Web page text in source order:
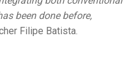
been done before,
Filipe Batista.